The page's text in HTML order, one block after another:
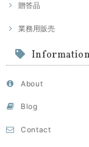
贈答品
業務用販売
Information
About
Blog
Contact